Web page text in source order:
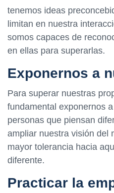
tenemos ideas
limitan en nuestra
somos capaces de
en ellas para superarlas.
Exponernos a
Para superar nuestras
fundamental exponernos
personas que piensan
ampliar nuestra visión del
mayor tolerancia hacia
diferente.
Practicar la